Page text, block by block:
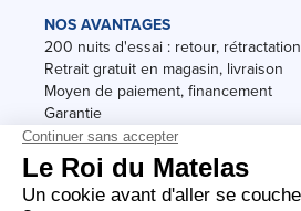
NOS AVANTAGES
200 nuits d'essai : retour, rétractation
Retrait gratuit en magasin, livraison
Moyen de paiement, financement
Garantie
Conditions des offres